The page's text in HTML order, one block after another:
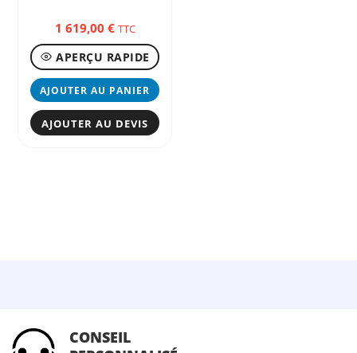
1 619,00 € TTC
APERÇU RAPIDE
AJOUTER AU PANIER
AJOUTER AU DEVIS
CONSEIL